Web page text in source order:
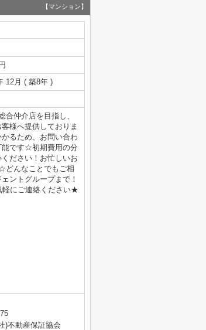
【マンション】
12月 ( 築8年 )
仲介店を目指し、
様へ提供しておりま
るため、お問い合わ
能です☆初期費用の分
ださい！お忙しいお
どんなことでもご相
ントグループまで！
軽にご連絡ください★
)不動産保証協会